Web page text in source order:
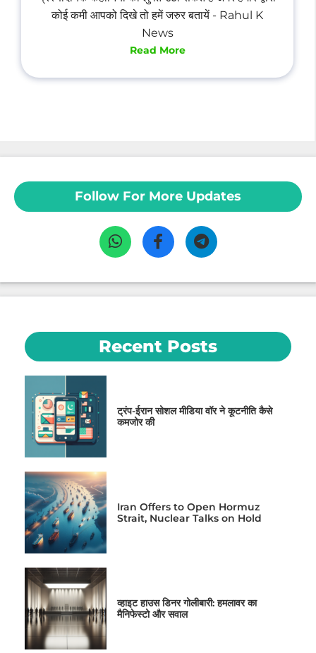
कोई कमी आपको दिखे तो हमें जरुर बतायें - Rahul K
News
Read More
Follow For More Updates
Recent Posts
ट्रंप-ईरान सोशल मीडिया वॉर ने कूटनीति कैसे
कमजोर की
Iran Offers to Open Hormuz
Strait, Nuclear Talks on Hold
व्हाइट हाउस डिनर गोलीबारी: हमलावर का
मैनिफेस्टो और सवाल